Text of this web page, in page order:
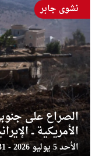
الصراع على
الأمريكية ــ
الأحد 5 يوليو 2026 - 11:52:31
نشوى جابر